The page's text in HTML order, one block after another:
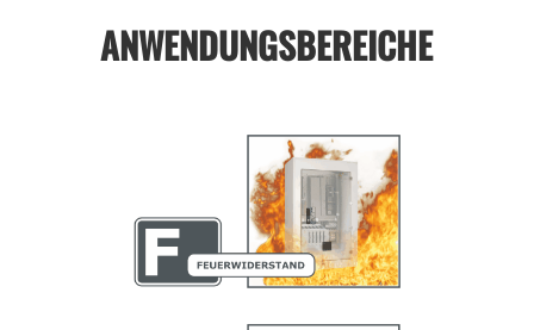
ANWENDUNGSBEREICHE